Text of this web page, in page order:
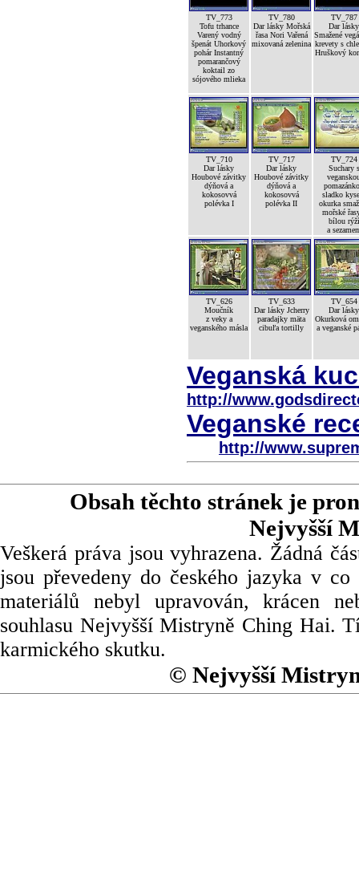
TV_773
Tofu trhance
Varený vodný
špenát Uhorkový
pohár Instantný
pomarančový
koktail zo
sójového mlieka
TV_780
Dar lásky Mořská
řasa Nori Vařená
mixovaná zelenina
TV_787
Dar lásky
Smažené
krevety s
Hruškový
TV_710
Dar lásky
Houbové závitky
dýňová a
kokosovvá
polévka I
TV_717
Dar lásky
Houbové závitky
dýňová a
kokosovvá
polévka II
TV_724
Suchary s
sladko
okurka
mořské
bílou rýží
a
TV_626
Moučník
z veky a
veganského másla
TV_633
Dar lásky Jcherry
paradajky mäta
cibuľa tortilly
TV_654
Dar lásky
Okurková
a veganské
Veganská
http://
Veganské
http://
Obsah těchto stránek je
Nejvyšší
Veškerá práva jsou vyhrazena. Žádná
jsou převedeny do českého jazyka v
materiálů nebyl upravován, krácen
souhlasu Nejvyšší Mistryně Ching Hai.
karmického skutku.
© Nejvyšší